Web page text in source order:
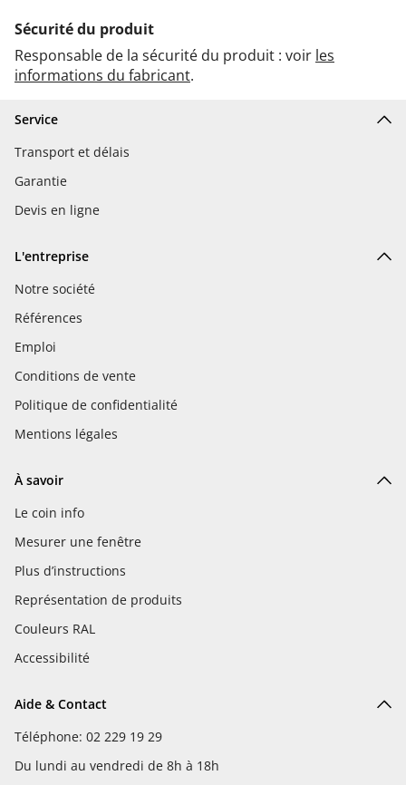
Sécurité du produit
Responsable de la sécurité du produit : voir les
informations du fabricant.
Service
Transport et délais
Garantie
Devis en ligne
L'entreprise
Notre société
Références
Emploi
Conditions de vente
Politique de confidentialité
Mentions légales
À savoir
Le coin info
Mesurer une fenêtre
Plus d’instructions
Représentation de produits
Couleurs RAL
Accessibilité
Aide & Contact
Téléphone: 02 229 19 29
Du lundi au vendredi de 8h à 18h